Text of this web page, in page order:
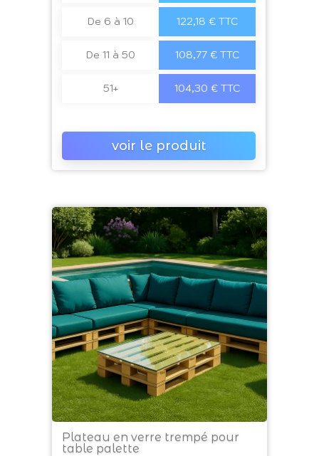
De 6 à 10 122,18 € TTC
De 11 à 50 108,77 € TTC
51+ 104,30 € TTC
voir le produit
Plateau en verre trempé pour
table palette